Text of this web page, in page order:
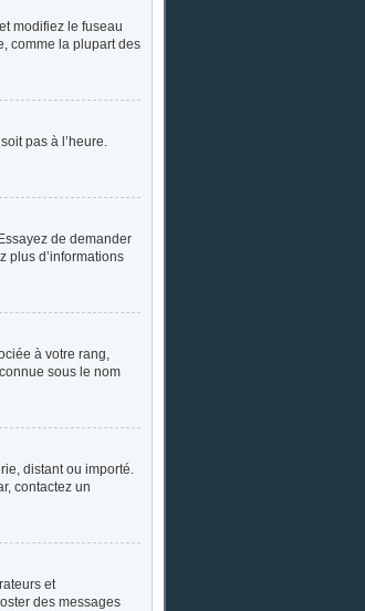
modifiez le fuseau
comme la plupart des
pas à l’heure.
de demander
plus d’informations
à votre rang,
sous le nom
distant ou importé.
contactez un
et
des messages